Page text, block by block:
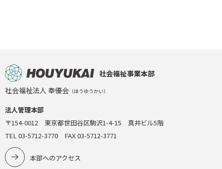
社会福祉事業本部
社会福祉法人 奉優会 （ほうゆうかい）
法人管理本部
〒154-0012 東京都世田谷区駒沢1-4-15 真井ビル5階
TEL 03-5712-3770 FAX 03-5712-3771
本部へのアクセス